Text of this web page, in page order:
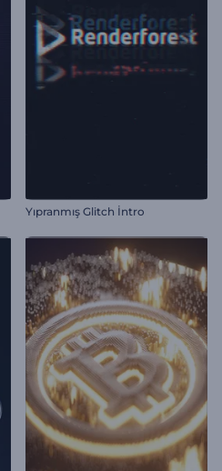
Yıpranmış Glitch İntro